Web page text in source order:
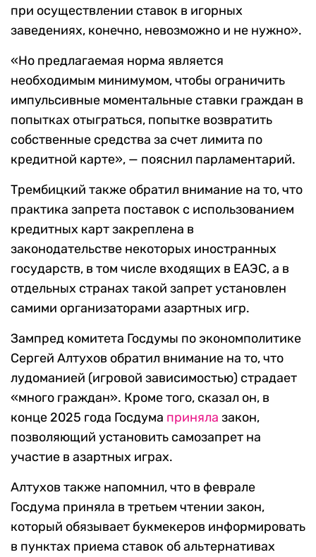
при осуществлении ставок в игорных
заведениях, конечно, невозможно и не нужно».
«Но предлагаемая норма является
необходимым минимумом, чтобы ограничить
импульсивные моментальные ставки граждан в
попытках отыграться, попытке возвратить
собственные средства за счет лимита по
кредитной карте», — пояснил парламентарий.
Трембицкий также обратил внимание на то, что
практика запрета поставок с использованием
кредитных карт закреплена в
законодательстве некоторых иностранных
государств, в том числе входящих в ЕАЭС, а в
отдельных странах такой запрет установлен
самими организаторами азартных игр.
Зампред комитета Госдумы по экономполитике
Сергей Алтухов обратил внимание на то, что
лудоманией (игровой зависимостью) страдает
«много граждан». Кроме того, сказал он, в
конце 2025 года Госдума приняла закон,
позволяющий установить самозапрет на
участие в азартных играх.
Алтухов также напомнил, что в феврале
Госдума приняла в третьем чтении закон,
который обязывает букмекеров информировать
в пунктах приема ставок об альтернативах